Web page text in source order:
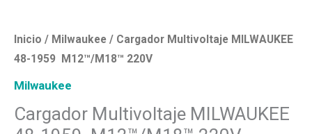
Inicio / Milwaukee / Cargador Multivoltaje MILWAUKEE
48-1959 M12™/M18™ 220V
Milwaukee
Cargador Multivoltaje MILWAUKEE
48-
1959
220V
cantidad